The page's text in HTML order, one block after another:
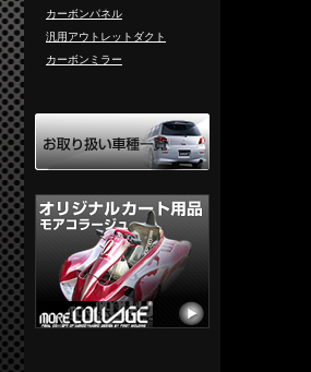
カーボンパネル
汎用アウトレットダクト
カーボンミラー